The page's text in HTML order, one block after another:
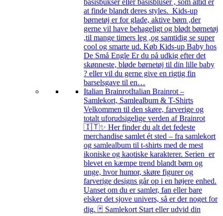
at finde blandt deres styles. Kids-up
børnetøj er for glade, aktive børn ,der
gerne vil have behageligt og blødt børnetøj
,til mange timers leg ,og samtidig se super
cool og smarte ud. Køb Kids-up Baby hos
De Små Engle Er du på udkig efter det
skønneste, bløde børnetøj til din lille baby
? eller vil du gerne give en rigtig fin
barselsgave til en…
Italian BrainrotItalian Brainrot –
Samlekort, Samlealbum & T-Shirts
Velkommen til den skøre, farverige og
totalt uforudsigelige verden af Brainrot
🇮🇹✨ Her finder du alt det fedeste
merchandise samlet ét sted – fra samlekort
og samlealbum til t-shirts med de mest
ikoniske og kaotiske karakterer. Serien er
blevet en kæmpe trend blandt børn og
unge, hvor humor, skøre figurer og
farverige designs går op i en højere enhed.
Uanset om du er samler, fan eller bare
elsker det sjove univers, så er der noget for
dig. 🃏 Samlekort Start eller udvid din